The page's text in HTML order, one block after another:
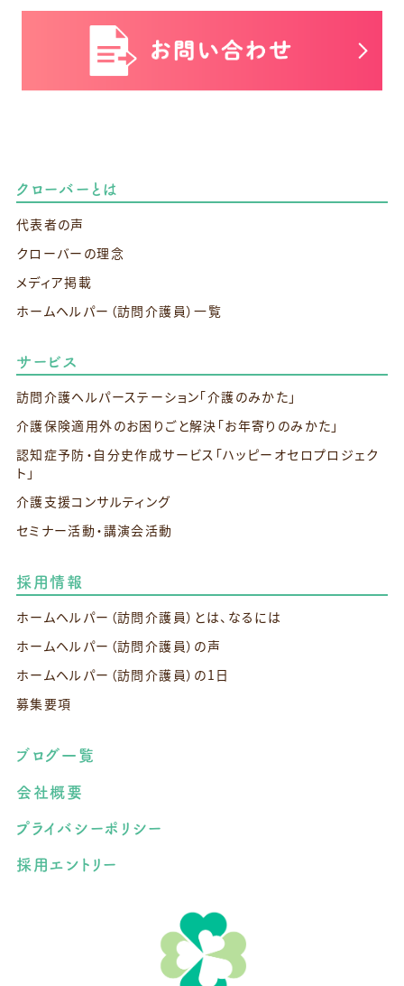
クローバーとは
代表者の声
クローバーの理念
メディア掲載
ホームヘルパー（訪問介護員）一覧
サービス
訪問介護ヘルパーステーション「介護のみかた」
介護保険適用外のお困りごと解決 「お年寄りのみかた」
認知症予防・自分史作成サービス 「ハッピーオセロプロジェク
ト」
介護支援コンサルティング
セミナー活動・講演会活動
採用情報
ホームヘルパー（訪問介護員）とは、なるには
ホームヘルパー（訪問介護員）の声
ホームヘルパー（訪問介護員）の1日
募集要項
ブログ一覧
会社概要
プライバシーポリシー
採用エントリー